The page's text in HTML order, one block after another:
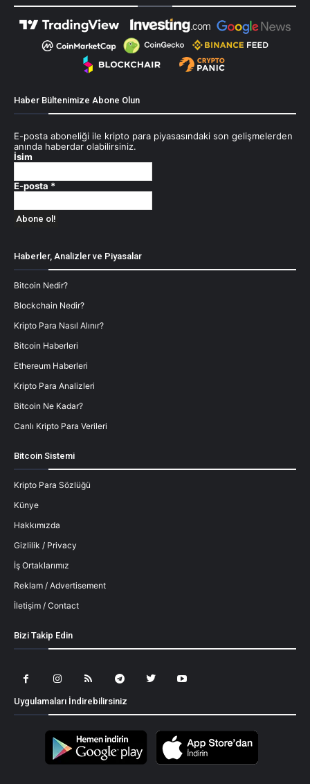
Haber Bültenimize Abone Olun
E-posta aboneliği ile kripto para piyasasındaki son gelişmelerden
anında haberdar olabilirsiniz.
İsim
E-posta *
Haberler, Analizler ve Piyasalar
Bitcoin Nedir?
Blockchain Nedir?
Kripto Para Nasıl Alınır?
Bitcoin Haberleri
Ethereum Haberleri
Kripto Para Analizleri
Bitcoin Ne Kadar?
Canlı Kripto Para Verileri
Bitcoin Sistemi
Kripto Para Sözlüğü
Künye
Hakkımızda
Gizlilik / Privacy
İş Ortaklarımız
Reklam / Advertisement
İletişim / Contact
Bizi Takip Edin
Uygulamaları İndirebilirsiniz